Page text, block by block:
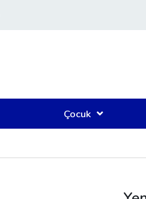
Çocuk